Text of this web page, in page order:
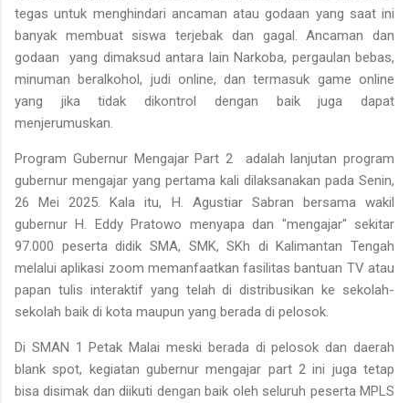
tegas untuk menghindari ancaman atau godaan yang saat ini
banyak membuat siswa terjebak dan gagal. Ancaman dan
godaan yang dimaksud antara lain Narkoba, pergaulan bebas,
minuman beralkohol, judi online, dan termasuk game online
yang jika tidak dikontrol dengan baik juga dapat
menjerumuskan.
Program Gubernur Mengajar Part 2 adalah lanjutan program
gubernur mengajar yang pertama kali dilaksanakan pada Senin,
26 Mei 2025. Kala itu, H. Agustiar Sabran bersama wakil
gubernur H. Eddy Pratowo menyapa dan "mengajar" sekitar
97.000 peserta didik SMA, SMK, SKh di Kalimantan Tengah
melalui aplikasi zoom memanfaatkan fasilitas bantuan TV atau
papan tulis interaktif yang telah di distribusikan ke sekolah-
sekolah baik di kota maupun yang berada di pelosok.
Di SMAN 1 Petak Malai meski berada di pelosok dan daerah
blank spot, kegiatan gubernur mengajar part 2 ini juga tetap
bisa disimak dan diikuti dengan baik oleh seluruh peserta MPLS